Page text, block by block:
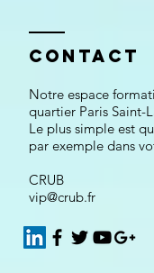
Contact
Notre espace
quartier Paris Saint-
Le plus simple est
par exemple dans
CRUB
vip@crub.fr